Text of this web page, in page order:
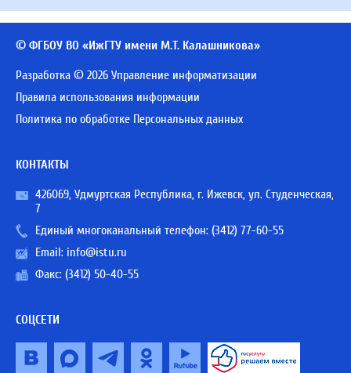
© ФГБОУ ВО «ИжГТУ имени М.Т. Калашникова»
Разработка © 2026 Управление информатизации
Правила использования информации
Политика по обработке Персональных данных
КОНТАКТЫ
426069, Удмуртская Республика, г. Ижевск, ул. Студенческая,
7
Единый многоканальный телефон: (3412) 77-60-55
Email: info@istu.ru
Факс: (3412) 50-40-55
СОЦСЕТИ